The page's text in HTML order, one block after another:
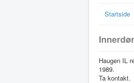
Startside
Haugen IL
1989.
Ta kontakt.